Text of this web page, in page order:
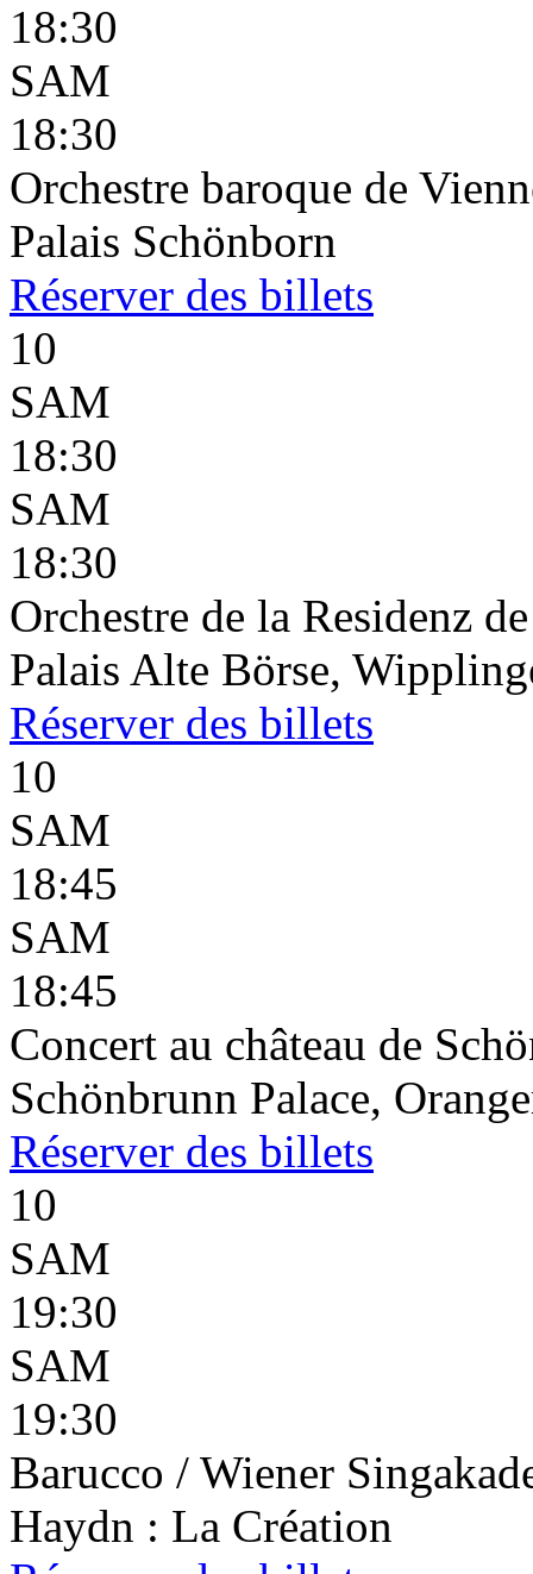
18:30
SAM
18:30
Orchestre baroque de
Palais Schönborn
Réserver des billets
10
SAM
18:30
SAM
18:30
Orchestre de la Residenz
Palais Alte Börse,
Réserver des billets
10
SAM
18:45
SAM
18:45
Concert au château de
Schönbrunn Palace,
Réserver des billets
10
SAM
19:30
SAM
19:30
Barucco / Wiener
Haydn : La Création